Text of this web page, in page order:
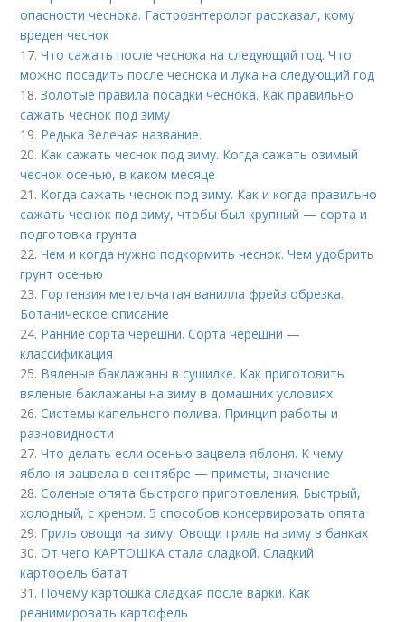
опасности чеснока. Гастроэнтеролог рассказал, кому
вреден чеснок
17.Что сажать после чеснока на следующий год. Что
можно посадить после чеснока и лука на следующий год
18.Золотые правила посадки чеснока. Как правильно
сажать чеснок под зиму
19. Редька Зеленая название.
20. Как сажать чеснок под зиму. Когда сажать озимый
чеснок осенью, в каком месяце
21. Когда сажать чеснок под зиму. Как и когда правильно
сажать чеснок под зиму, чтобы был крупный — сорта и
подготовка грунта
22.Чем и когда нужно подкормить чеснок. Чем удобрить
грунт осенью
23. Гортензия метельчатая ванилла фрейз обрезка.
Ботаническое описание
24. Ранние сорта черешни. Сорта черешни —
классификация
25. Вяленые баклажаны в сушилке. Как приготовить
вяленые баклажаны на зиму в домашних условиях
26.Системы капельного полива. Принцип работы и
разновидности
27.Что делать если осенью зацвела яблоня. К чему
яблоня зацвела в сентябре — приметы, значение
28.Соленые опята быстрого приготовления. Быстрый,
холодный, с хреном. 5 способов консервировать опята
29. Гриль овощи на зиму. Овощи гриль на зиму в банках
30.От чего КАРТОШКА стала сладкой. Сладкий
картофель батат
31. Почему картошка сладкая после варки. Как
реанимировать картофель